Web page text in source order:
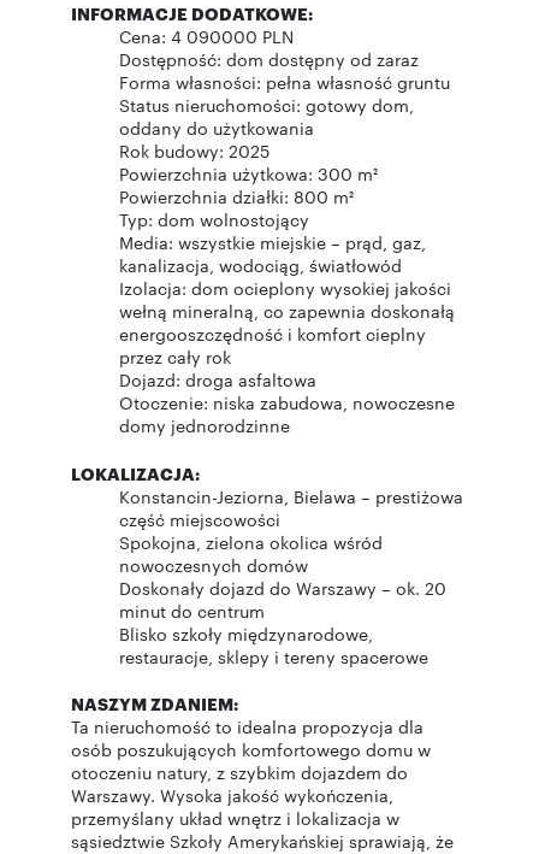
INFORMACJE DODATKOWE:
Cena: 4 090000 PLN
Dostępność: dom dostępny od zaraz
Forma własności: pełna własność gruntu
Status nieruchomości: gotowy dom,
oddany do użytkowania
Rok budowy: 2025
Powierzchnia użytkowa: 300 m²
Powierzchnia działki: 800 m²
Typ: dom wolnostojący
Media: wszystkie miejskie – prąd, gaz,
kanalizacja, wodociąg, światłowód
Izolacja: dom ocieplony wysokiej jakości
wełną mineralną, co zapewnia doskonałą
energooszczędność i komfort cieplny
przez cały rok
Dojazd: droga asfaltowa
Otoczenie: niska zabudowa, nowoczesne
domy jednorodzinne
LOKALIZACJA:
Konstancin-Jeziorna, Bielawa – prestiżowa
część miejscowości
Spokojna, zielona okolica wśród
nowoczesnych domów
Doskonały dojazd do Warszawy – ok. 20
minut do centrum
Blisko szkoły międzynarodowe,
restauracje, sklepy i tereny spacerowe
NASZYM ZDANIEM:
Ta nieruchomość to idealna propozycja dla
osób poszukujących komfortowego domu w
otoczeniu natury, z szybkim dojazdem do
Warszawy. Wysoka jakość wykończenia,
przemyślany układ wnętrz i lokalizacja w
sąsiedztwie Szkoły Amerykańskiej sprawiają, że